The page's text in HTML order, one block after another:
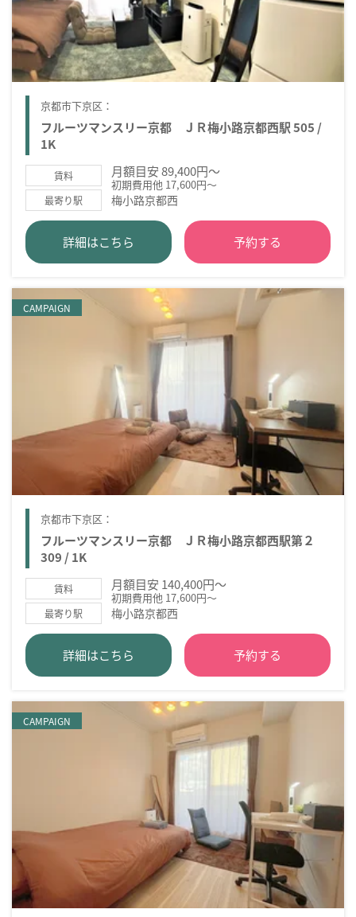
京都市下京区：
フルーツマンスリー京都 ＪＲ梅小路京都西駅 505 /
1K
賃料 月額目安 89,400円～
初期費用他 17,600円～
最寄り駅 梅小路京都西
詳細はこちら 予約する
CAMPAIGN
京都市下京区：
フルーツマンスリー京都 ＪＲ梅小路京都西駅第２
309 / 1K
賃料 月額目安 140,400円～
初期費用他 17,600円～
最寄り駅 梅小路京都西
詳細はこちら 予約する
CAMPAIGN